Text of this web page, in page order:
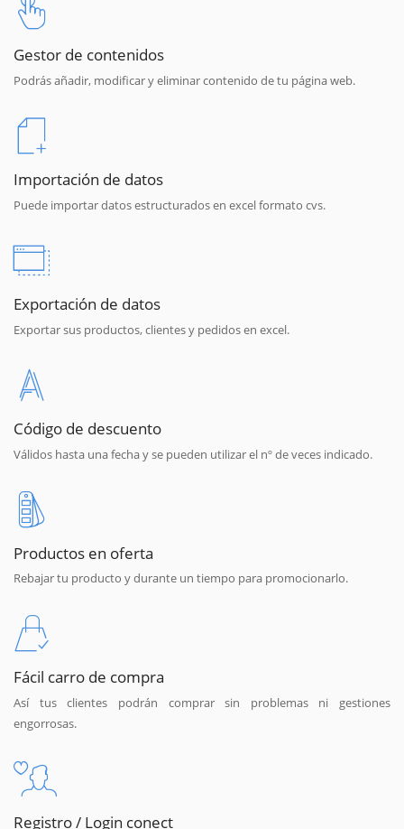
Gestor de contenidos
Podrás añadir, modificar y eliminar contenido de tu página web.
Importación de datos
Puede importar datos estructurados en excel formato cvs.
Exportación de datos
Exportar sus productos, clientes y pedidos en excel.
Código de descuento
Válidos hasta una fecha y se pueden utilizar el nº de veces indicado.
Productos en oferta
Rebajar tu producto y durante un tiempo para promocionarlo.
Fácil carro de compra
Así tus clientes podrán comprar sin problemas ni gestiones
engorrosas.
Registro / Login conect